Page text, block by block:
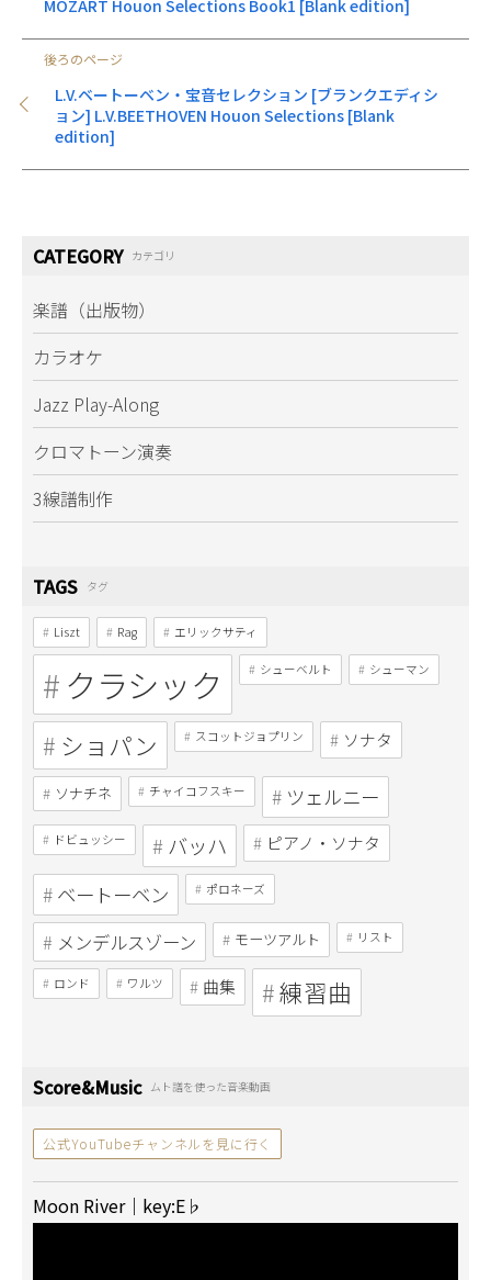
最近では、クロマトーンのiPad用アプリケーショ
ンなども発表し、ベストセラートップ10入りを果
たすなど、音楽に関わる活動範囲は多岐にわた
る。
6弦ベースとクロマトーンでの即興同時演奏をし
てしまうスーパープレイは圧巻。
さらにはクロマチックミュージックラボにて、ム
た楽曲は、個性を損なうことなくアーティストの
固定観念にとらわれない自由な発想力と先見の明
により、アーティスト達からも絶大な信頼を得て
いる。
後ろのページ
L.V.ベートーベン・宝音セレクション [ブランクエディシ
ョン] L.V.BEETHOVEN Houon Selections [Blank
edition]
MOZART Houon Selections Book1 [Blank edition]
CATEGORY カテゴリ
楽譜（出版物）
カラオケ
Jazz Play-Along
クロマトーン演奏
3線譜制作
TAGS タグ
Liszt Rag エリックサティ
クラシック シューベルト シューマン
ショパン スコットジョプリン ソナタ
ソナチネ チャイコフスキー ツェルニー
ドビュッシー バッハ ピアノ・ソナタ
ベートーベン ポロネーズ
メンデルスゾーン モーツアルト リスト
ロンド ワルツ 曲集 練習曲
Score&Music ムト譜を使った音楽動画
公式YouTubeチャンネルを見に行く
Moon River｜key:E♭